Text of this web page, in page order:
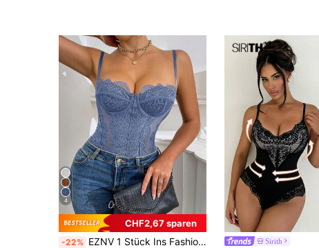
4
CHF2,67 sparen
-22% EZNV 1 Stück Ins Fashion Style Push-Up figurbetonender trägerloser Jumpsuit mit Spitzenbesatz
Sirith